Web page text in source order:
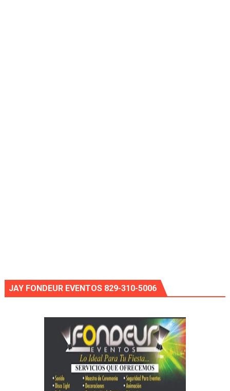
JAY FONDEUR EVENTOS 829-310-5006